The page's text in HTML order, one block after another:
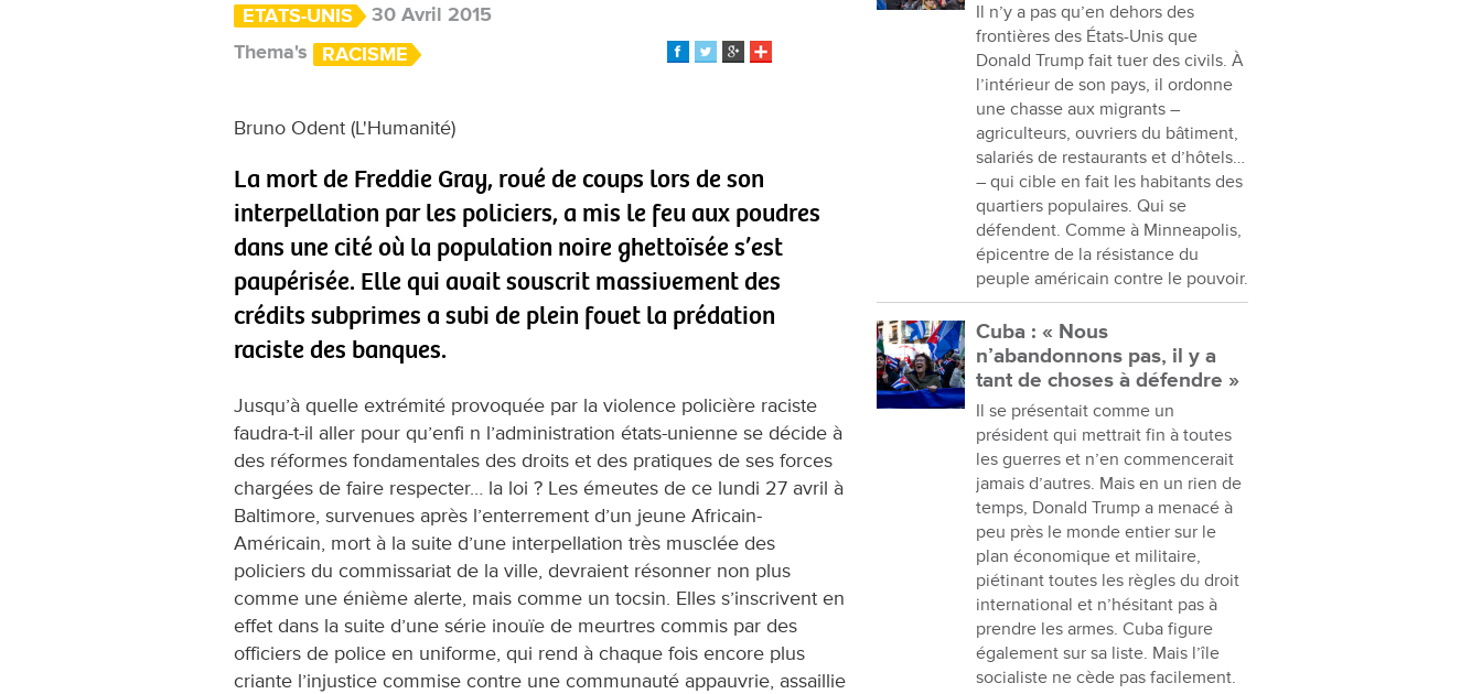
ETATS-UNIS
30 Avril 2015
Thema's
RACISME
Bruno Odent (L'Humanité)
La mort de Freddie Gray, roué de coups lors de son
interpellation par les policiers, a mis le feu aux poudres
dans une cité où la population noire ghettoïsée s’est
paupérisée. Elle qui avait souscrit massivement des
crédits subprimes a subi de plein fouet la prédation
raciste des banques.
Jusqu’à quelle extrémité provoquée par la violence policière raciste
faudra-t-il aller pour qu’enfi n l’administration états-unienne se décide à
des réformes fondamentales des droits et des pratiques de ses forces
chargées de faire respecter… la loi ? Les émeutes de ce lundi 27 avril à
Baltimore, survenues après l’enterrement d’un jeune Africain-
Américain, mort à la suite d’une interpellation très musclée des
policiers du commissariat de la ville, devraient résonner non plus
comme une énième alerte, mais comme un tocsin. Elles s’inscrivent en
effet dans la suite d’une série inouïe de meurtres commis par des
officiers de police en uniforme, qui rend à chaque fois encore plus
criante l’injustice commise contre une communauté appauvrie, assaillie
Il n’y a pas qu’en dehors des
frontières des États-Unis que
Donald Trump fait tuer des civils. À
l’intérieur de son pays, il ordonne
une chasse aux migrants –
agriculteurs, ouvriers du bâtiment,
salariés de restaurants et d’hôtels…
– qui cible en fait les habitants des
quartiers populaires. Qui se
défendent. Comme à Minneapolis,
épicentre de la résistance du
peuple américain contre le pouvoir.
Cuba : « Nous
n’abandonnons pas, il y a
tant de choses à défendre »
Il se présentait comme un
président qui mettrait fin à toutes
les guerres et n’en commencerait
jamais d’autres. Mais en un rien de
temps, Donald Trump a menacé à
peu près le monde entier sur le
plan économique et militaire,
piétinant toutes les règles du droit
international et n’hésitant pas à
prendre les armes. Cuba figure
également sur sa liste. Mais l’île
socialiste ne cède pas facilement.